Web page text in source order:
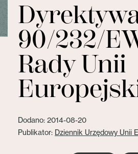
90/232/
Rady Unii
Dodano: 2014-08-20
Publikator: Dziennik Urzędowy Unii